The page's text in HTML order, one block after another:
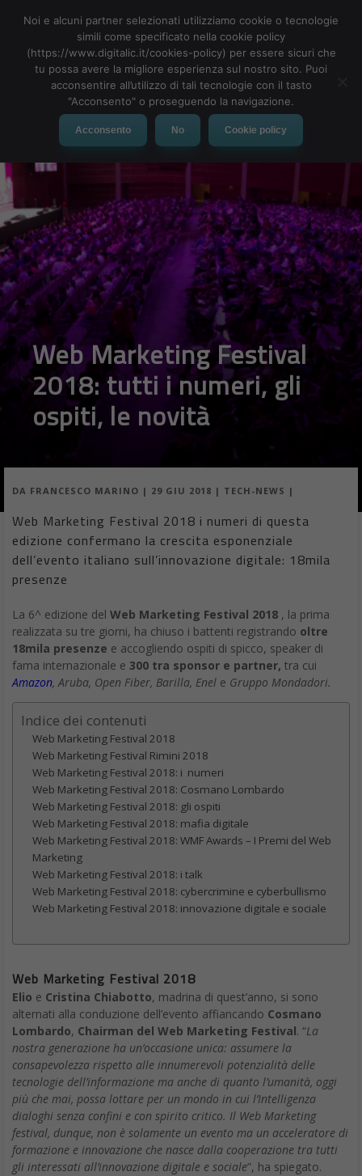
MENU
Web Marketing Festival
2018: tutti i numeri, gli
ospiti, le novità
DA FRANCESCO MARINO | 29 GIU 2018 | TECH-NEWS |
Web Marketing Festival 2018 i numeri di questa
edizione confermano la crescita esponenziale
dell’evento italiano sull’innovazione digitale: 18mila
presenze
La 6^ edizione del Web Marketing Festival 2018 , la prima
realizzata su tre giorni, ha chiuso i battenti registrando oltre
18mila presenze e accogliendo ospiti di spicco, speaker di
fama internazionale e 300 tra sponsor e partner, tra cui
Amazon, Aruba, Open Fiber, Barilla, Enel e Gruppo Mondadori.
Indice dei contenuti
Web Marketing Festival 2018
Web Marketing Festival Rimini 2018
Web Marketing Festival 2018: i numeri
Web Marketing Festival 2018: Cosmano Lombardo
Web Marketing Festival 2018: gli ospiti
Web Marketing Festival 2018: mafia digitale
Web Marketing Festival 2018: WMF Awards – I Premi del Web
Marketing
Web Marketing Festival 2018: i talk
Web Marketing Festival 2018: cybercrimine e cyberbullismo
Web Marketing Festival 2018: innovazione digitale e sociale
Web Marketing Festival 2018
Elio e Cristina Chiabotto, madrina di quest’anno, si sono
alternati alla conduzione dell’evento affiancando Cosmano
Lombardo, Chairman del Web Marketing Festival. “La
nostra generazione ha un’occasione unica: assumere la
consapevolezza rispetto alle innumerevoli potenzialità delle
tecnologie dell’informazione ma anche di quanto l’umanità, oggi
più che mai, possa lottare per un mondo in cui l’Intelligenza
dialoghi senza confini e con spirito critico. Il Web Marketing
festival, dunque, non è solamente un evento ma un acceleratore di
formazione e innovazione che nasce dalla cooperazione tra tutti
gli interessati all’innovazione digitale e sociale”, ha spiegato.
Noi e alcuni partner selezionati utilizziamo cookie o tecnologie
simili come specificato nella cookie policy
(https://www.digitalic.it/cookies-policy) per essere sicuri che
tu possa avere la migliore esperienza sul nostro sito. Puoi
acconsentire all’utilizzo di tali tecnologie con il tasto
"Acconsento" o proseguendo la navigazione.
Acconsento No Cookie policy